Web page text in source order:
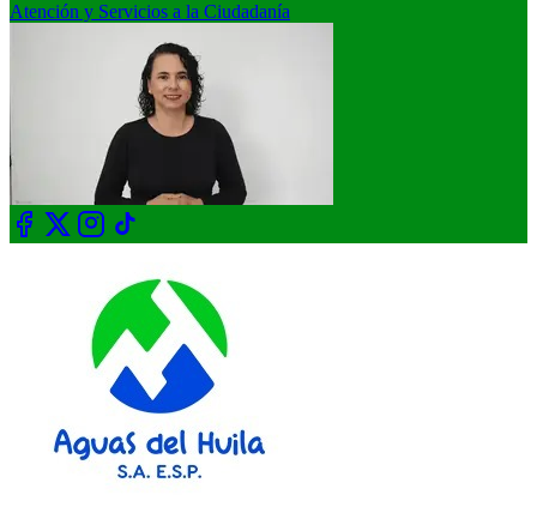
Atención y Servicios a la Ciudadanía